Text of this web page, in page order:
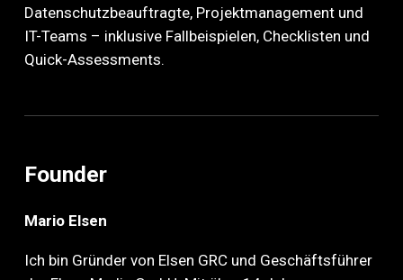
Datenschutzbeauftragte, Projektmanagement und
IT-Teams – inklusive Fallbeispielen, Checklisten und
Quick-Assessments.
Founder
Mario Elsen
Ich bin Gründer von Elsen GRC und Geschäftsführer